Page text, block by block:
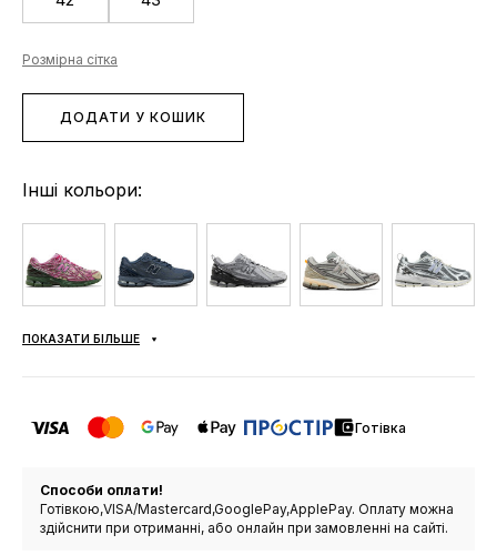
Розмірна сітка
ДОДАТИ У КОШИК
Інші кольори:
ПОКАЗАТИ БІЛЬШЕ
Готівка
Способи оплати!
Готівкою,VISA/Mastercard,GooglePay,ApplePay. Оплату можна
здійснити при отриманні, або онлайн при замовленні на сайті.